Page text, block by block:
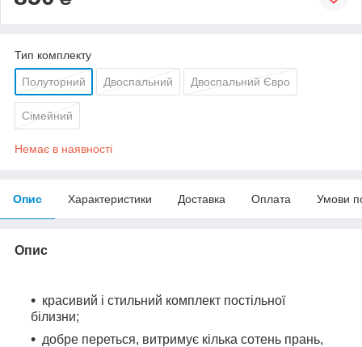
Тип комплекту
Полуторний Двоспальний Двоспальний Євро
Сімейний
Немає в наявності
Опис Характеристики Доставка Оплата Умови
Опис
красивий і стильний комплект постільної
білизни;
добре переться, витримує кілька сотень прань,